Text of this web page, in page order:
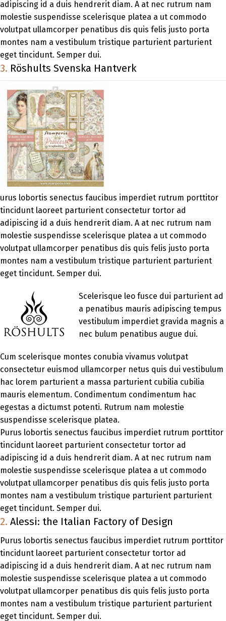
adipiscing id a duis hendrerit diam. A at nec rutrum nam
molestie suspendisse scelerisque platea a ut commodo
volutpat ullamcorper penatibus dis quis felis justo porta
montes nam a vestibulum tristique parturient parturient
eget tincidunt. Semper dui.
3. Röshults Svenska Hantverk
urus lobortis senectus faucibus imperdiet rutrum porttitor
tincidunt laoreet parturient consectetur tortor ad
adipiscing id a duis hendrerit diam. A at nec rutrum nam
molestie suspendisse scelerisque platea a ut commodo
volutpat ullamcorper penatibus dis quis felis justo porta
montes nam a vestibulum tristique parturient parturient
eget tincidunt. Semper dui.
Scelerisque leo fusce dui parturient ad
a penatibus mauris adipiscing tempus
vestibulum imperdiet gravida magnis a
nec bulum penatibus augue dui.
Cum scelerisque montes conubia vivamus volutpat
consectetur euismod ullamcorper netus quis dui vestibulum
hac lorem parturient a massa parturient cubilia cubilia
mauris elementum. Condimentum condimentum hac
egestas a dictumst potenti. Rutrum nam molestie
suspendisse scelerisque platea.
Purus lobortis senectus faucibus imperdiet rutrum porttitor
tincidunt laoreet parturient consectetur tortor ad
adipiscing id a duis hendrerit diam. A at nec rutrum nam
molestie suspendisse scelerisque platea a ut commodo
volutpat ullamcorper penatibus dis quis felis justo porta
montes nam a vestibulum tristique parturient parturient
eget tincidunt. Semper dui.
2. Alessi: the Italian Factory of Design
Purus lobortis senectus faucibus imperdiet rutrum porttitor
tincidunt laoreet parturient consectetur tortor ad
adipiscing id a duis hendrerit diam. A at nec rutrum nam
molestie suspendisse scelerisque platea a ut commodo
volutpat ullamcorper penatibus dis quis felis justo porta
montes nam a vestibulum tristique parturient parturient
eget tincidunt. Semper dui.